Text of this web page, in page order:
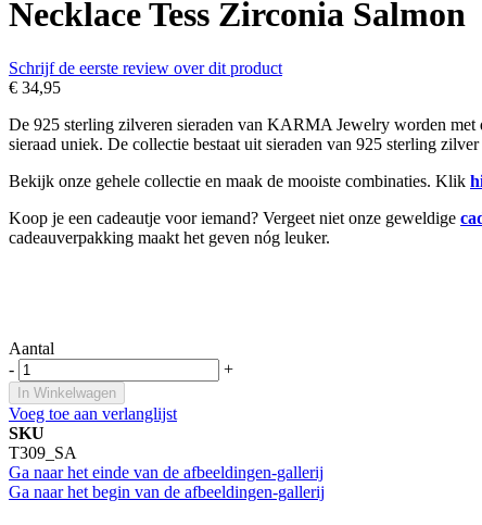
Necklace Tess Zirconia Salmon
Schrijf de eerste review over dit product
€ 34,95
De 925 sterling zilveren sieraden van KARMA Jewelry worden met
sieraad uniek. De collectie bestaat uit sieraden van 925 sterling
Bekijk onze gehele collectie en maak de mooiste combinaties. Klik
Koop je een cadeautje voor iemand? Vergeet niet onze geweldige
cadeauverpakking maakt het geven nóg leuker.
Aantal
-
+
In Winkelwagen
Voeg toe aan verlanglijst
SKU
T309_SA
Ga naar het einde van de afbeeldingen-gallerij
Ga naar het begin van de afbeeldingen-gallerij